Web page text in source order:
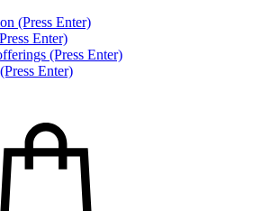
(Press Enter)
Enter)
(Press Enter)
Enter)